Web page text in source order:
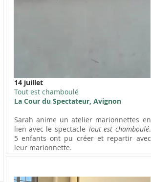
14 juillet
Tout est chamboulé
La Cour du Spectateur, Avignon
Sarah anime un atelier marionnettes en
lien avec le spectacle Tout est chamboulé.
5 enfants ont pu créer et repartir avec
leur marionnette.